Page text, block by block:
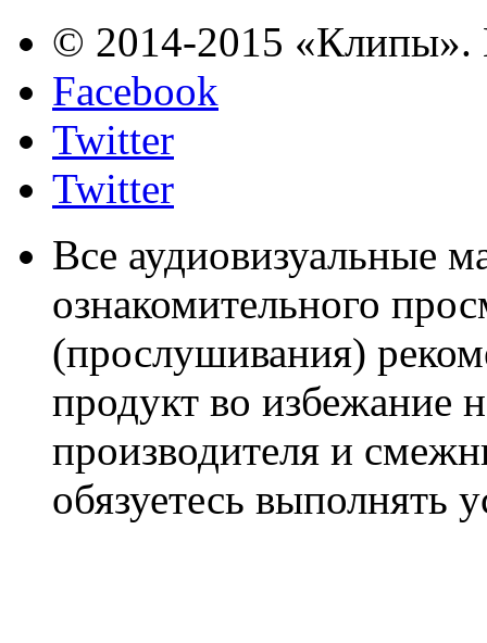
© 2014-2015 «Клипы».
Facebook
Twitter
Twitter
Все аудиовизуальные
ознакомительного
(прослушивания)
продукт во избежание
производителя и
обязуетесь выполнять